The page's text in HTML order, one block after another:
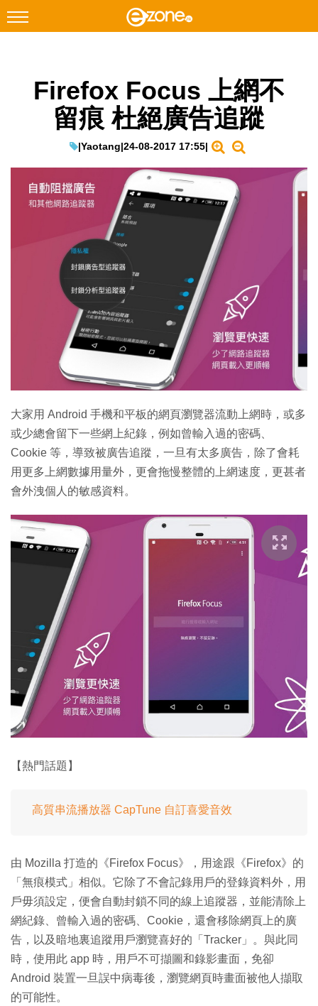
Facebook Instagram
遊戲動漫
教學評測
生成式AI與雲端應用
Enterprise Digital Transformation
Firefox Focus 上網不
留痕 杜絕廣告追蹤
|Yaotang|24-08-2017 17:55|
大家用 Android 手機和平板的網頁瀏覽器流動上網時，或多
或少總會留下一些網上紀錄，例如曾輸入過的密碼、
Cookie 等，導致被廣告追蹤，一旦有太多廣告，除了會耗
用更多上網數據用量外，更會拖慢整體的上網速度，更甚者
會外洩個人的敏感資料。
【熱門話題】
高質串流播放器 CapTune 自訂喜愛音效
由 Mozilla 打造的《Firefox Focus》，用途跟《Firefox》的
「無痕模式」相似。它除了不會記錄用戶的登錄資料外，用
戶毋須設定，便會自動封鎖不同的線上追蹤器，並能清除上
網紀錄、曾輸入過的密碼、Cookie，還會移除網頁上的廣
告，以及暗地裏追蹤用戶瀏覽喜好的「Tracker」。與此同
時，使用此 app 時，用戶不可擷圖和錄影畫面，免卻
Android 裝置一旦誤中病毒後，瀏覽網頁時畫面被他人擷取
的可能性。